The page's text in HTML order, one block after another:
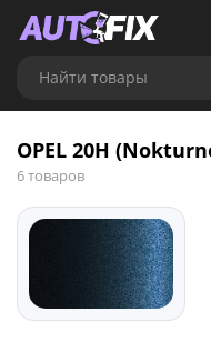
Найти товары
OPEL 20H
6 товаров